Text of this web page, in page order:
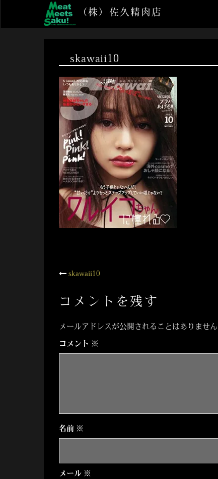
テ
（株）佐久精肉店
skawaii10
投
稿
ナ
ビ
シ
ョ
ン
skawaii10
コメントを残す
メールアドレスが公開されることはありません
コメント ※
名前 ※
メール ※